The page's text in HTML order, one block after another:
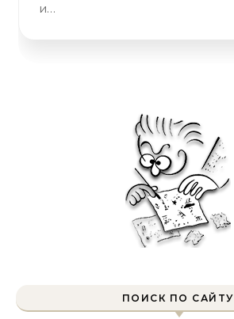
и…
ПОИСК ПО САЙТУ